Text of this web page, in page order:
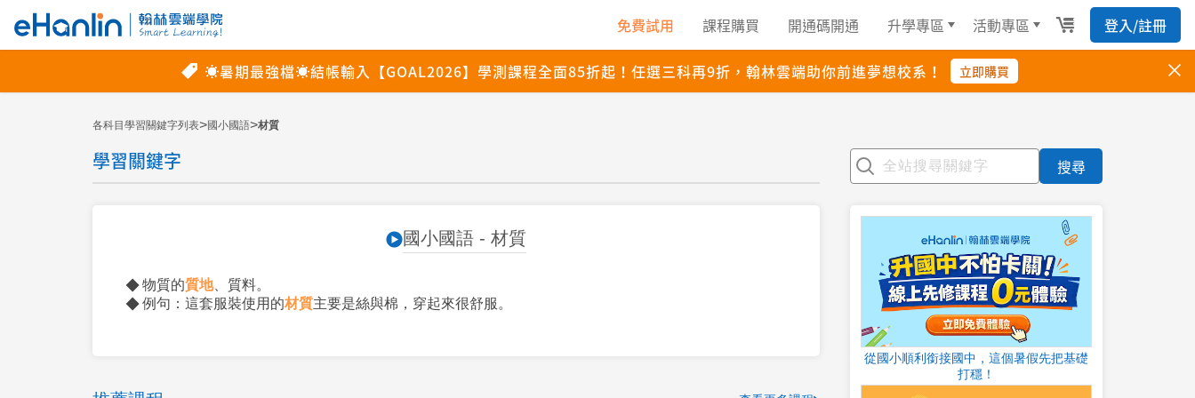
各科目學習關鍵字列表>國小國語>材質
學習關鍵字 搜尋
國小國語 - 材質
物質的質地、質料。
例句：這套服裝使用的材質主要是絲與棉，穿起來很舒服。
從國小順利銜接國中，這個暑假先把基礎
打穩！